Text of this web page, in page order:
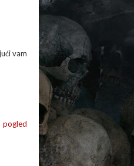
vam
pogled